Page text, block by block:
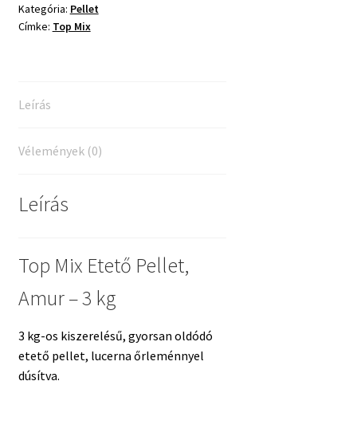
-
3kg
Kategória: Pellet
Címke: Top Mix
Leírás
Vélemények (0)
Leírás
Top Mix Etető Pellet,
Amur – 3 kg
3 kg-os kiszerelésű, gyorsan oldódó
etető pellet, lucerna őrleménnyel
dúsítva.